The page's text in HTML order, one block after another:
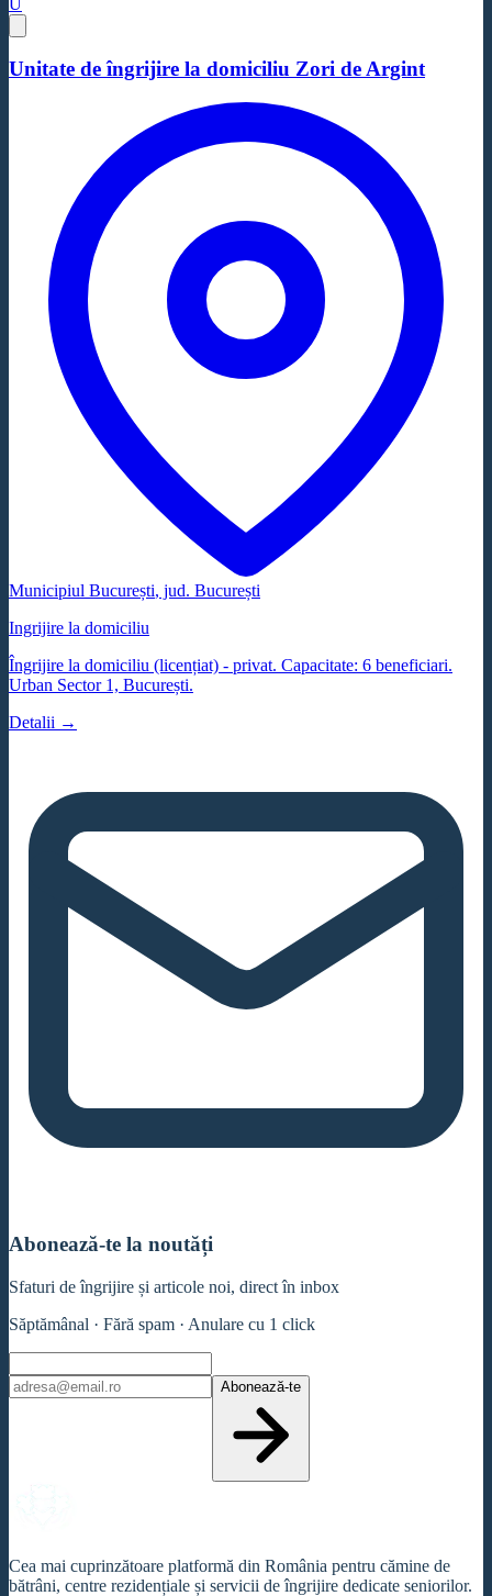
Unitate de îngrijire la domiciliu Zori de Argint
Municipiul București, jud. București
Ingrijire la domiciliu
Îngrijire la domiciliu (licențiat) - privat. Capacitate: 6 beneficiari.
Urban Sector 1, București.
Detalii →
Abonează-te la noutăți
Sfaturi de îngrijire și articole noi, direct în inbox
Săptămânal · Fără spam · Anulare cu 1 click
Abonează-te
Cea mai cuprinzătoare platformă din România pentru cămine de
bătrâni, centre rezidențiale și servicii de îngrijire dedicate seniorilor.